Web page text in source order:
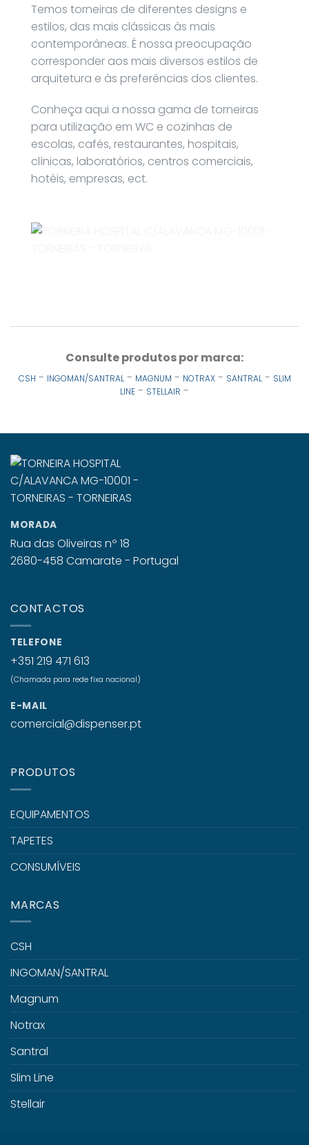
Temos torneiras de diferentes designs e
estilos, das mais clássicas às mais
contemporâneas. É nossa preocupação
corresponder aos mais diversos estilos de
arquitetura e às preferências dos clientes.
Conheça aqui a nossa gama de torneiras
para utilização em WC e cozinhas de
escolas, cafés, restaurantes, hospitais,
clínicas, laboratórios, centros comerciais,
hotéis, empresas, ect.
Consulte produtos por marca:
CSH - INGOMAN/SANTRAL- MAGNUM - NOTRAX- SANTRAL- SLIM
LINE - STELLAIR -
MORADA
Rua das Oliveiras nº 18
2680-458 Camarate - Portugal
CONTACTOS
TELEFONE
+351 219 471 613
(Chamada para rede fixa nacional)
E-MAIL
comercial@dispenser.pt
PRODUTOS
EQUIPAMENTOS
TAPETES
CONSUMÍVEIS
MARCAS
CSH
INGOMAN/SANTRAL
Magnum
Notrax
Santral
Slim Line
Stellair